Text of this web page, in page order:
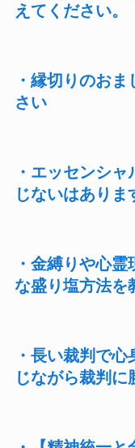
えてください。
・縁切りのお
さい
・エッセンシ
じないはありま
・金縛りや心
な盛り塩方法を
・長い裁判で
じながら裁判